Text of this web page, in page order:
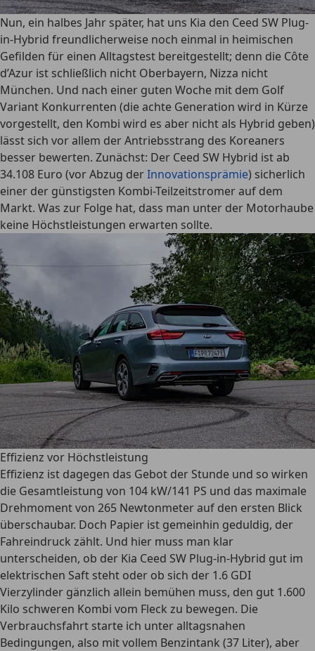
Nun, ein halbes Jahr später, hat uns Kia den Ceed SW Plug-
in-Hybrid freundlicherweise noch einmal in heimischen
Gefilden für einen Alltagstest bereitgestellt; denn die Côte
d’Azur ist schließlich nicht Oberbayern, Nizza nicht
München. Und nach einer guten Woche mit dem Golf
Variant Konkurrenten (die achte Generation wird in Kürze
vorgestellt, den Kombi wird es aber nicht als Hybrid geben)
lässt sich vor allem der Antriebsstrang des Koreaners
besser bewerten. Zunächst: Der Ceed SW Hybrid ist ab
34.108 Euro (vor Abzug derInnovationsprämie) sicherlich
einer der günstigsten Kombi-Teilzeitstromer auf dem
Markt. Was zur Folge hat, dass man unter der Motorhaube
keine Höchstleistungen erwarten sollte.
Effizienz vor Höchstleistung
Effizienz ist dagegen das Gebot der Stunde und so wirken
die Gesamtleistung von 104 kW/141 PS und das maximale
Drehmoment von 265 Newtonmeter auf den ersten Blick
überschaubar. Doch Papier ist gemeinhin geduldig, der
Fahreindruck zählt. Und hier muss man klar
unterscheiden, ob der Kia Ceed SW Plug-in-Hybrid gut im
elektrischen Saft steht oder ob sich der 1.6 GDI
Vierzylinder gänzlich allein bemühen muss, den gut 1.600
Kilo schweren Kombi vom Fleck zu bewegen. Die
Verbrauchsfahrt starte ich unter alltagsnahen
Bedingungen, also mit vollem Benzintank (37 Liter), aber